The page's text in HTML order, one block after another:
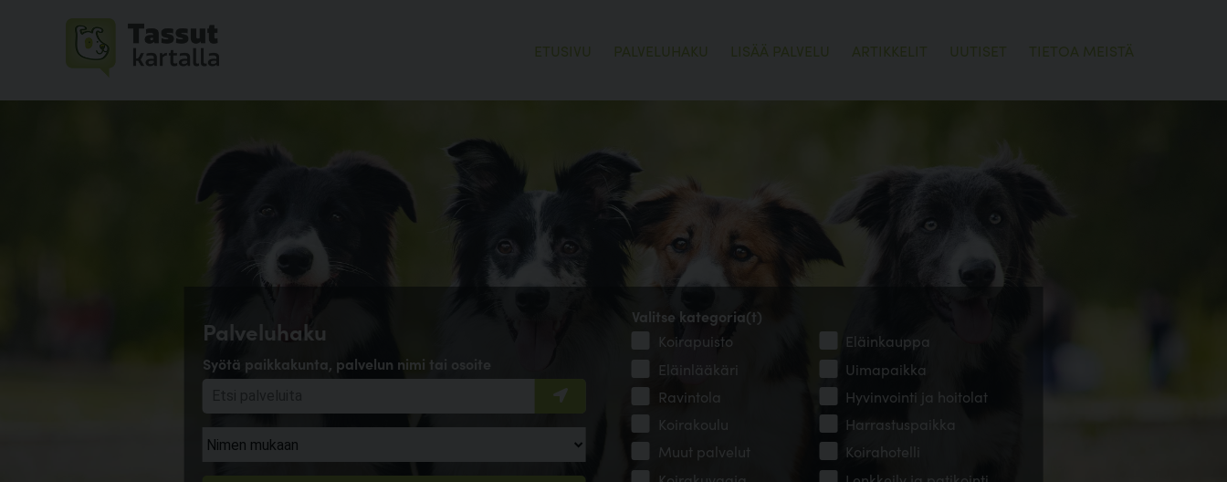
ETUSIVU PALVELUHAKU LISÄÄ PALVELU ARTIKKELIT UUTISET TIETOA MEISTÄ
Palveluhaku
Syötä paikkakunta, palvelun nimi tai osoite
Valitse kategoria(t)
Koirapuisto
Eläinkauppa
Eläinlääkäri
Uimapaikka
Ravintola
Hyvinvointi ja hoitolat
Koirakoulu
Harrastuspaikka
Muut palvelut
Koirahotelli